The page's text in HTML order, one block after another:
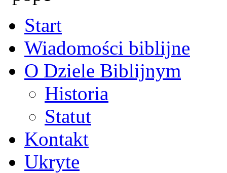
Start
Wiadomości biblijne
O Dziele Biblijnym
Historia
Statut
Kontakt
Ukryte